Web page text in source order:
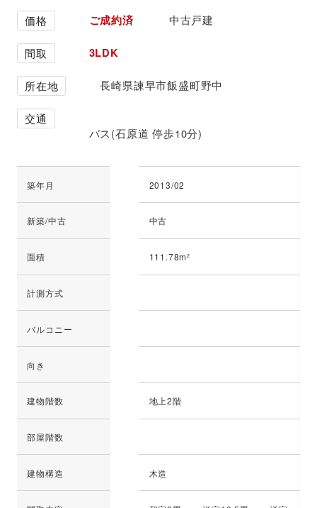
価格 ご成約済 中古戸建
間取 3LDK
所在地 長崎県諫早市飯盛町野中
交通
バス(石原道 停歩10分)
築年月 2013/02
新築/中古 中古
面積 111.78m²
計測方式
バルコニー
向き
建物階数 地上2階
部屋階数
建物構造 木造